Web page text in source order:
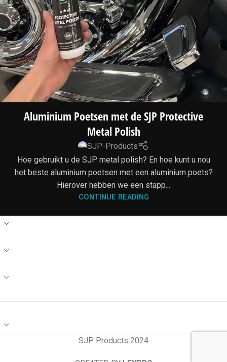
Aluminium Poetsen met de SJP Protective
Metal Polish
SJP-Products
Hoe gebruikt u de SJP metal polish? En hoe kunt u nou
het beste aluminium poetsen met een aluminium poets?
Hierover hebben we een stapp...
CONTINUE READING
CONTACT
DEALERS
RECENTE BLOG POSTS
HANDIGE LINKS
SJP Products 2024